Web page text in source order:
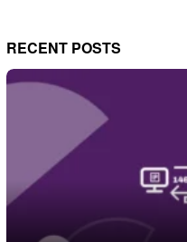
RECENT POSTS